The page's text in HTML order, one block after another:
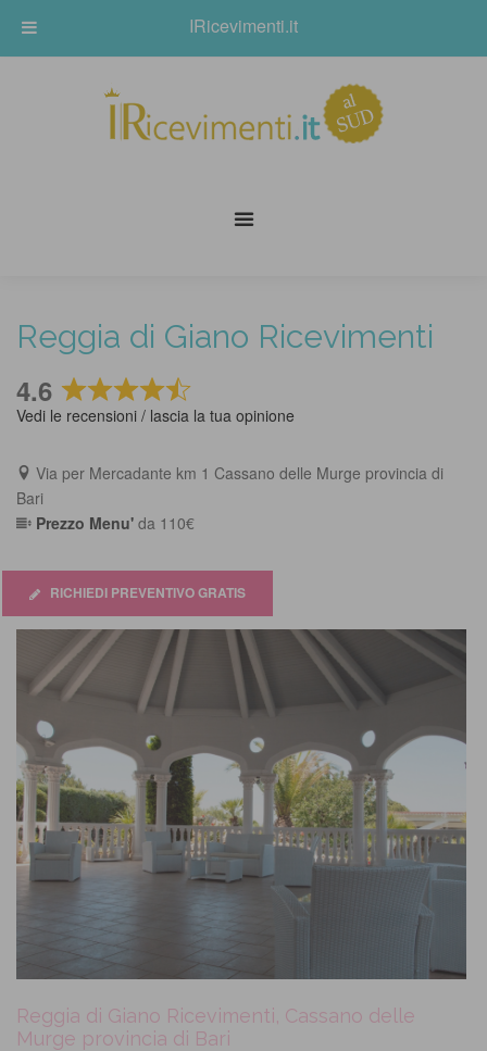
Reggia di Giano Ricevimenti
4.6
Rated
4.6
of
Vedi le recensioni / lascia la tua opinione
Via per Mercadante km 1 Cassano delle Murge provincia di
Bari
Prezzo Menu' da 110€
RICHIEDI PREVENTIVO GRATIS
Reggia di Giano Ricevimenti, Cassano delle
Murge provincia di Bari
IRicevimenti.it